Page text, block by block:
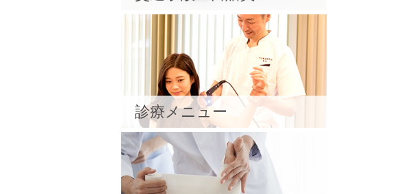
診療メニュー